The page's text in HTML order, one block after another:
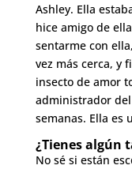
Ashley. Ella
hice amigo de
sentarme con
vez más cerca, y
insecto de amor
administrador
semanas. Ella es
¿Tienes algún
No sé si están